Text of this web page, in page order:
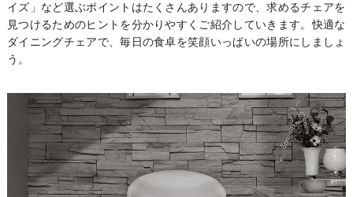
イズ」など選ぶポイントはたくさんありますので、求めるチェアを
見つけるためのヒントを分かりやすくご紹介していきます。快適な
ダイニングチェアで、毎日の食卓を笑顔いっぱいの場所にしましょ
う。